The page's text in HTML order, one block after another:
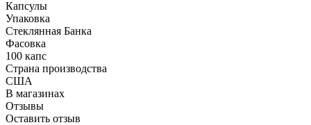
Капсулы
Упаковка
Стеклянная Банка
Фасовка
100 капс
Страна производства
США
В магазинах
Отзывы
Оставить отзыв